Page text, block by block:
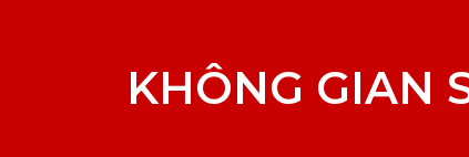
KHÔNG GIAN